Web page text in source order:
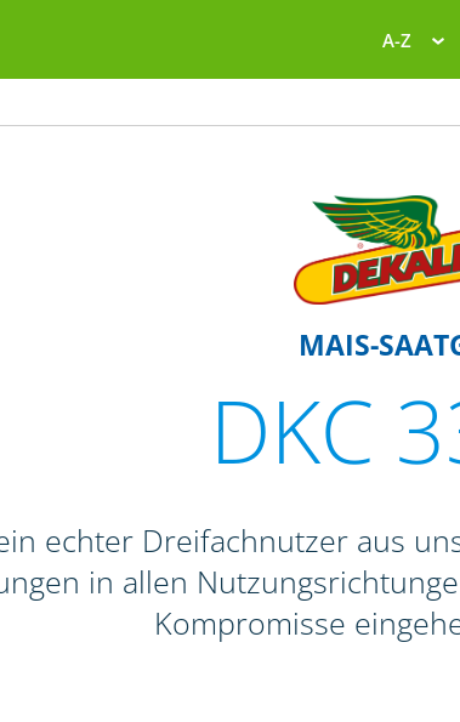
A-Z
MAIS-
DKC
echter Dreifachnutzer aus
in allen
Kompromisse